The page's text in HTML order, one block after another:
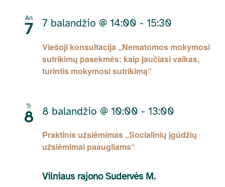
An
7
Viešoji konsultacija „Nematomos mokymosi
sutrikimų pasekmės: kaip jaučiasi vaikas,
turintis mokymosi sutrikimą“
7 balandžio @ 14:00 - 15:30
Tr
8
Praktinis užsiėmimas „Socialinių įgūdžių
užsiėmimai paaugliams“
8 balandžio @ 10:00 - 13:00
Vilniaus rajono Sudervės M.